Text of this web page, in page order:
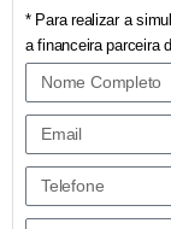
* Para realizar a
a financeira parceira